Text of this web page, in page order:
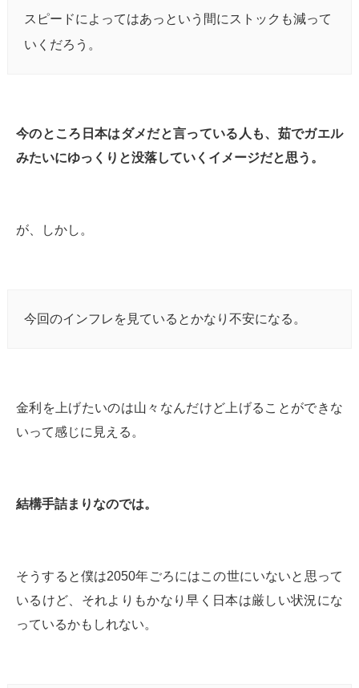
スピードによってはあっという間にストックも減って
いくだろう。
今のところ日本はダメだと言っている人も、茹でガエル
みたいにゆっくりと没落していくイメージだと思う。
が、しかし。
今回のインフレを見ているとかなり不安になる。
金利を上げたいのは山々なんだけど上げることができな
いって感じに見える。
結構手詰まりなのでは。
そうすると僕は2050年ごろにはこの世にいないと思って
いるけど、それよりもかなり早く日本は厳しい状況にな
っているかもしれない。